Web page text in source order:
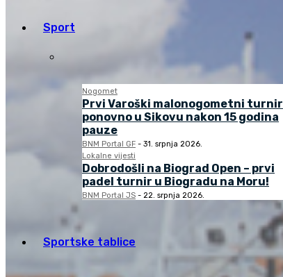
Sport
Nogomet
Prvi Varoški malonogometni turnir
ponovno u Sikovu nakon 15 godina
pauze
BNM Portal GF - 31. srpnja 2026.
Lokalne vijesti
Dobrodošli na Biograd Open – prvi
padel turnir u Biogradu na Moru!
BNM Portal JS - 22. srpnja 2026.
Sportske tablice